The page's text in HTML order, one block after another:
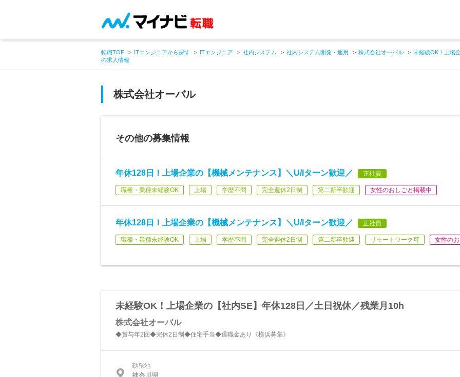
転職TOP ITエンジニアから探す ITエンジニア 社内システム 社内システム開発・運用 株式会社オーバル
未経験OK！上場
の求人情報
株式会社オーバル
その他の募集情報
年休128日！上場企業の【機械メンテナンス】＼U/Iターン歓迎／ 正社員
職種・業種未経験OK 上場 学歴不問 完全週休2日制 第二新卒歓迎 女性のおしごと掲載中
年休128日！上場企業の【機械メンテナンス】＼U/Iターン歓迎／ 正社員
職種・業種未経験OK 上場 学歴不問 完全週休2日制 第二新卒歓迎 リモートワーク可 女性の
未経験OK！上場企業の【社内SE】年休128日／土日祝休／残業月10h
株式会社オーバル
◆賞与年2回◆完休2日制◆住宅手当◆退職金あり《横浜募集》
勤務地
神奈川県